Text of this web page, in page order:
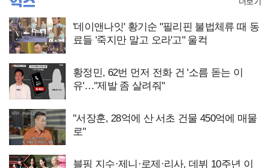
'데이앤나잇' 황기순 "필리핀 불법체류 때 동
료들 '죽지만 말고 오라'고" 울컥
황정민, 62번 먼저 전화 건 '소름 돋는 이
유'…"제발 좀 살려줘"
"서장훈, 28억에 산 서초 건물 450억에 매물
로"
블핑 지수·제니·로제·리사, 데뷔 10주년 이